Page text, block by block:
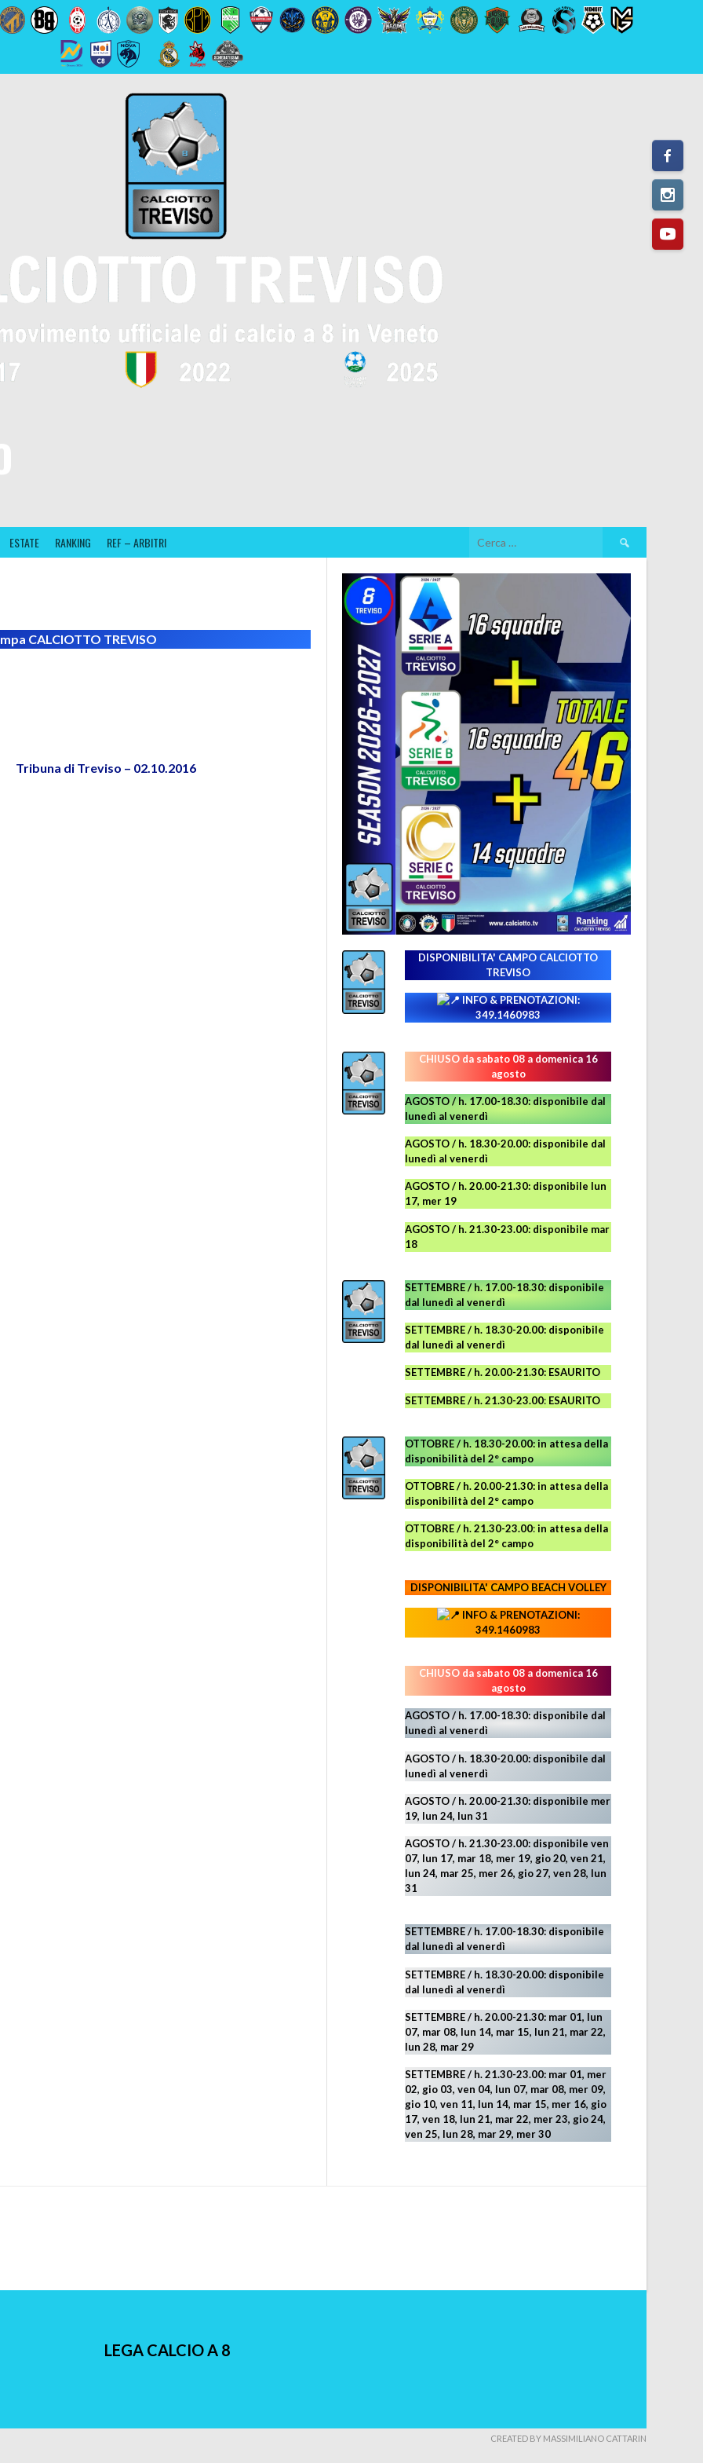
ESTATE RANKING REF – ARBITRI
Ricerca
per:
CALCIOTTO TREVISO
Tribuna di Treviso – 02.10.2016
DISPONIBILITA' CAMPO CALCIOTTO
TREVISO
INFO & PRENOTAZIONI:
349.1460983
CHIUSO da sabato 08 a domenica 16
agosto
AGOSTO / h. 17.00-18.30: disponibile dal
lunedì al venerdì
AGOSTO/ h. 18.30-20.00: disponibile dal
lunedì al venerdì
AGOSTO / h. 20.00-21.30: disponibile lun
17, mer 19
AGOSTO/ h. 21.30-23.00: disponibile mar
18
SETTEMBRE / h. 17.00-18.30: disponibile
dal lunedì al venerdì
SETTEMBRE / h. 18.30-20.00: disponibile
dal lunedì al venerdì
SETTEMBRE / h. 20.00-21.30: ESAURITO
SETTEMBRE / h. 21.30-23.00: ESAURITO
OTTOBRE / h. 18.30-20.00:in attesa della
disponibilità del 2° campo
OTTOBRE / h. 20.00-21.30:in attesa della
disponibilità del 2° campo
OTTOBRE / h. 21.30-23.00:in attesa della
disponibilità del 2° campo
DISPONIBILITA' CAMPOBEACH VOLLEY
INFO & PRENOTAZIONI:
349.1460983
CHIUSO da sabato 08 a domenica 16
agosto
AGOSTO / h. 17.00-18.30: disponibile dal
lunedì al venerdì
AGOSTO/ h. 18.30-20.00: disponibile dal
lunedì al venerdì
AGOSTO / h. 20.00-21.30: disponibile mer
19, lun 24, lun 31
AGOSTO/ h. 21.30-23.00: disponibile ven
07, lun 17, mar 18, mer 19, gio 20, ven 21,
lun 24, mar 25, mer 26, gio 27, ven 28, lun
31
SETTEMBRE / h. 17.00-18.30: disponibile
dal lunedì al venerdì
SETTEMBRE / h. 18.30-20.00: disponibile
dal lunedì al venerdì
SETTEMBRE / h. 20.00-21.30: mar 01, lun
07, mar 08, lun 14, mar 15, lun 21, mar 22,
lun 28, mar 29
SETTEMBRE / h. 21.30-23.00: mar 01, mer
02, gio 03, ven 04, lun 07, mar 08, mer 09,
gio 10, ven 11, lun 14, mar 15, mer 16, gio
17, ven 18, lun 21, mar 22, mer 23, gio 24,
ven 25, lun 28, mar 29, mer 30
LEGA CALCIO A 8
CREATED BY MASSIMILIANO CATTARIN